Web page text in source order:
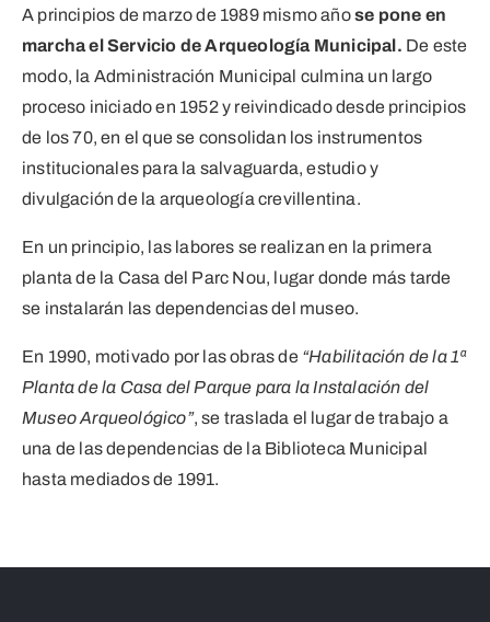
A principios de marzo de 1989 mismo añose pone en
marcha el Servicio de Arqueología Municipal. De este
modo, la Administración Municipal culmina un largo
proceso iniciado en 1952 y reivindicado desde principios
de los 70, en el que se consolidan los instrumentos
institucionales para la salvaguarda, estudio y
divulgación de la arqueología crevillentina.
En un principio, las labores se realizan en la primera
planta de la Casa del Parc Nou, lugar donde más tarde
se instalarán las dependencias del museo.
En 1990, motivado por las obras de “Habilitación de la 1ª
Planta de la Casa del Parque para la Instalación del
Museo Arqueológico”, se traslada el lugar de trabajo a
una de las dependencias de la Biblioteca Municipal
hasta mediados de 1991.